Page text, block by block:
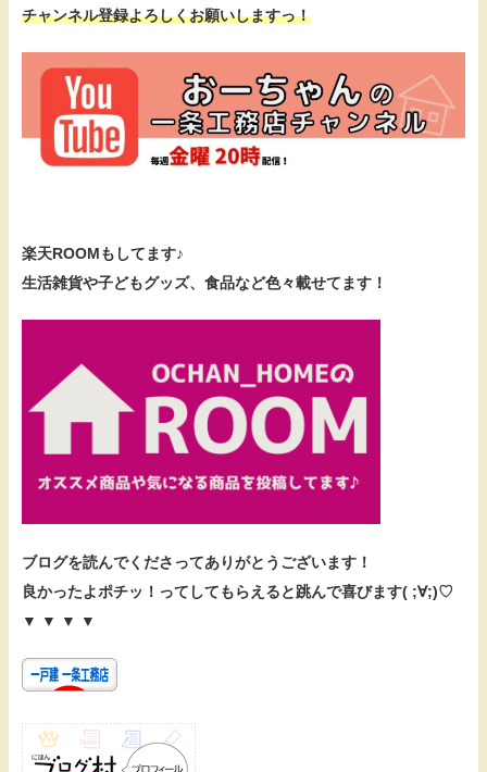
チャンネル登録よろしくお願いしますっ！
楽天ROOMもしてます♪
生活雑貨や子どもグッズ、食品など色々載せてます！
ブログを読んでくださってありがとうございます！
良かったよポチッ！ってしてもらえると跳んで喜びます( ;∀;)♡
▼ ▼ ▼ ▼